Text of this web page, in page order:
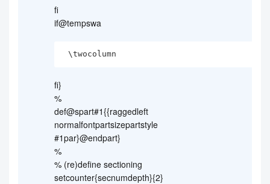
fi
if@tempswa
\twocolumn
fi}
%
def@spart#1{{raggedleft
normalfontpartsizepartstyle
#1par}@endpart}
%
% (re)define sectioning
setcounter{secnumdepth}{2}